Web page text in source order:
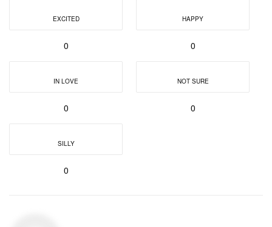
EXCITED
0
HAPPY
0
IN LOVE
0
NOT SURE
0
SILLY
0